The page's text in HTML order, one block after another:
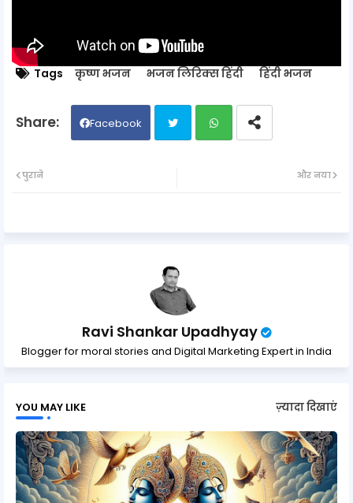
Tags कृष्ण भजन भजन लिरिक्स हिंदी हिंदी भजन
Facebook
ap
और नया
पुराने
Ravi Shankar Upadhyay
Blogger for moral stories and Digital Marketing Expert in India
YOU MAY LIKE ज़्यादा दिखाएं